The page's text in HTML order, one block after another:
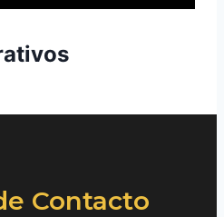
Contacto